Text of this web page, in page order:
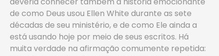
de como Deus usou Ellen White durante as sete
décadas de seu ministério, e de como Ele ainda a
está usando hoje por meio de seus escritos. Há
muita verdade na afirmação comumente repetida: